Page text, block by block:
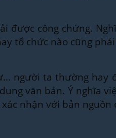
được công chứng.
tổ chức nào cũng
người ta thường hay
văn bản. Ý nghĩa
nhận với bản nguồn